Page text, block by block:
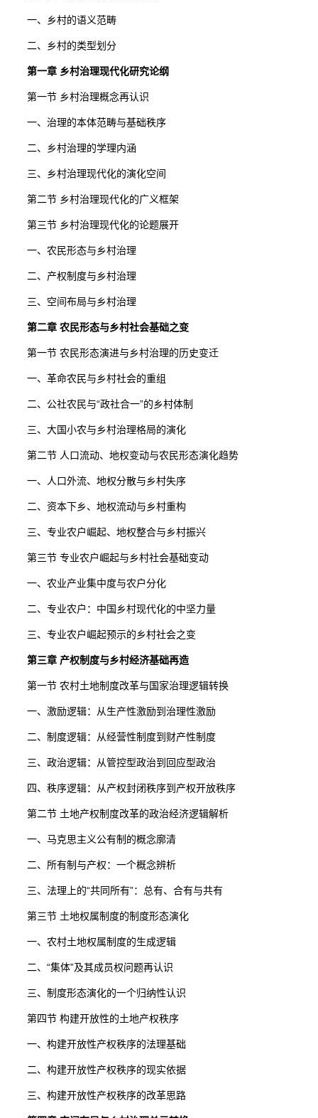
一、乡村的语义范畴
二、乡村的类型划分
第一章 乡村治理现代化研究论纲
第一节 乡村治理概念再认识
一、治理的本体范畴与基础秩序
二、乡村治理的学理内涵
三、乡村治理现代化的演化空间
第二节 乡村治理现代化的广义框架
第三节 乡村治理现代化的论题展开
一、农民形态与乡村治理
二、产权制度与乡村治理
三、空间布局与乡村治理
第二章 农民形态与乡村社会基础之变
第一节 农民形态演进与乡村治理的历史变迁
一、革命农民与乡村社会的重组
二、公社农民与“政社合一”的乡村体制
三、大国小农与乡村治理格局的演化
第二节 人口流动、地权变动与农民形态演化趋势
一、人口外流、地权分散与乡村失序
二、资本下乡、地权流动与乡村重构
三、专业农户崛起、地权整合与乡村振兴
第三节 专业农户崛起与乡村社会基础变动
一、农业产业集中度与农户分化
二、专业农户：中国乡村现代化的中坚力量
三、专业农户崛起预示的乡村社会之变
第三章 产权制度与乡村经济基础再造
第一节 农村土地制度改革与国家治理逻辑转换
一、激励逻辑：从生产性激励到治理性激励
二、制度逻辑：从经营性制度到财产性制度
三、政治逻辑：从管控型政治到回应型政治
四、秩序逻辑：从产权封闭秩序到产权开放秩序
第二节 土地产权制度改革的政治经济逻辑解析
一、马克思主义公有制的概念廓清
二、所有制与产权：一个概念辨析
三、法理上的“共同所有”：总有、合有与共有
第三节 土地权属制度的制度形态演化
一、农村土地权属制度的生成逻辑
二、“集体”及其成员权问题再认识
三、制度形态演化的一个归纳性认识
第四节 构建开放性的土地产权秩序
一、构建开放性产权秩序的法理基础
二、构建开放性产权秩序的现实依据
三、构建开放性产权秩序的改革思路